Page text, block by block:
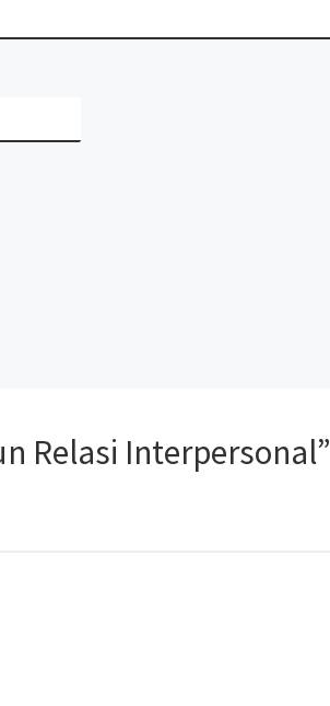
Relasi Interpersonal”